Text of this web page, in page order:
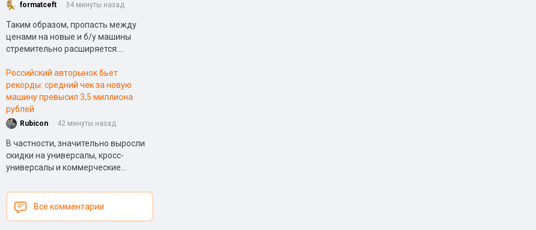
formatceft 34 минуты назад
Таким образом, пропасть между
ценами на новые и б/у машины
стремительно расширяется:...
Российский авторынок бьет
рекорды: средний чек за новую
машину превысил 3,5 миллиона
рублей
Rubicon 42 минуты назад
В частности, значительно выросли
скидки на универсалы, кросс-
универсалы и коммерческие...
Все комментарии